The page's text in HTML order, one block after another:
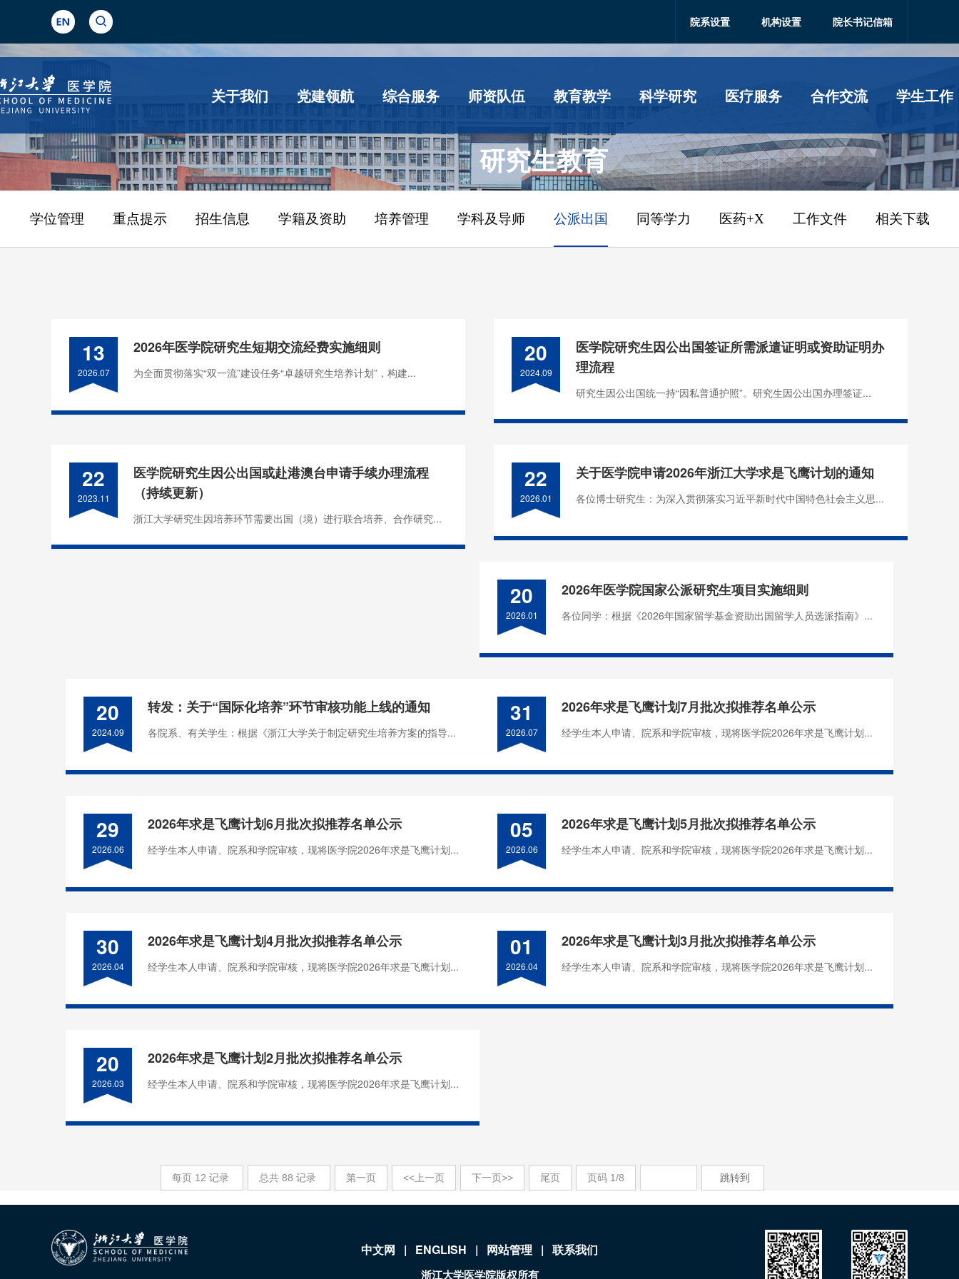
关于我们 党建领航 综合服务 师资队伍 教育教学 科学研究 医疗服务 合作交流 学生工作
院系设置 机构设置 院长书记信箱
研究生教育
学位管理 重点提示 招生信息 学籍及资助 培养管理 学科及导师 公派出国 同等学力 医药+X 工作文件 相关下载
13
2026.07
2026年医学院研究生短期交流经费实施细则
为全面贯彻落实“双一流”建设任务“卓越研究生培养计划”，构建...
20
2024.09
医学院研究生因公出国签证所需派遣证明或资助证明办
理流程
研究生因公出国统一持“因私普通护照”。研究生因公出国办理签证...
22
2023.11
医学院研究生因公出国或赴港澳台申请手续办理流程
（持续更新）
浙江大学研究生因培养环节需要出国（境）进行联合培养、合作研究...
22
2026.01
关于医学院申请2026年浙江大学求是飞鹰计划的通知
各位博士研究生：为深入贯彻落实习近平新时代中国特色社会主义思...
20
2026.01
2026年医学院国家公派研究生项目实施细则
各位同学：根据《2026年国家留学基金资助出国留学人员选派指南》...
20
2024.09
转发：关于“国际化培养”环节审核功能上线的通知
各院系、有关学生：根据《浙江大学关于制定研究生培养方案的指导...
31
2026.07
2026年求是飞鹰计划7月批次拟推荐名单公示
经学生本人申请、院系和学院审核，现将医学院2026年求是飞鹰计划...
29
2026.06
2026年求是飞鹰计划6月批次拟推荐名单公示
经学生本人申请、院系和学院审核，现将医学院2026年求是飞鹰计划...
05
2026.06
2026年求是飞鹰计划5月批次拟推荐名单公示
经学生本人申请、院系和学院审核，现将医学院2026年求是飞鹰计划...
30
2026.04
2026年求是飞鹰计划4月批次拟推荐名单公示
经学生本人申请、院系和学院审核，现将医学院2026年求是飞鹰计划...
01
2026.04
2026年求是飞鹰计划3月批次拟推荐名单公示
经学生本人申请、院系和学院审核，现将医学院2026年求是飞鹰计划...
20
2026.03
2026年求是飞鹰计划2月批次拟推荐名单公示
经学生本人申请、院系和学院审核，现将医学院2026年求是飞鹰计划...
每页 12 记录 总共 88 记录 第一页 <<上一页 下一页>> 尾页 页码 1/8 跳转到
中文网 | ENGLISH | 网站管理 | 联系我们
浙江大学医学院版权所有